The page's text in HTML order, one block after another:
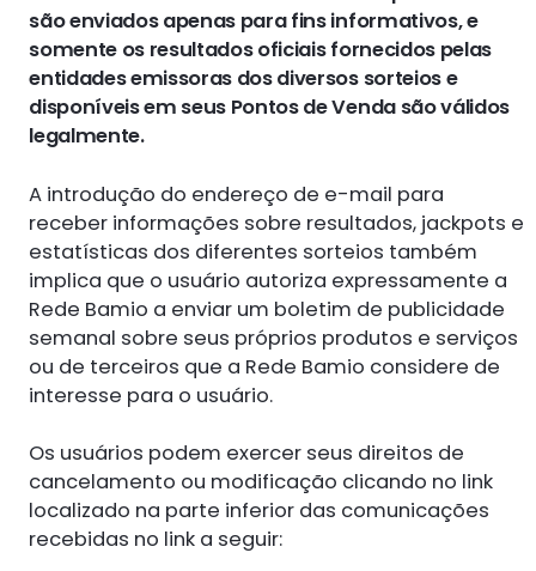
são enviados apenas para fins informativos, e
somente os resultados oficiais fornecidos pelas
entidades emissoras dos diversos sorteios e
disponíveis em seus Pontos de Venda são válidos
legalmente.
A introdução do endereço de e-mail para
receber informações sobre resultados, jackpots e
estatísticas dos diferentes sorteios também
implica que o usuário autoriza expressamente a
Rede Bamio a enviar um boletim de publicidade
semanal sobre seus próprios produtos e serviços
ou de terceiros que a Rede Bamio considere de
interesse para o usuário.
Os usuários podem exercer seus direitos de
cancelamento ou modificação clicando no link
localizado na parte inferior das comunicações
recebidas no link a seguir: